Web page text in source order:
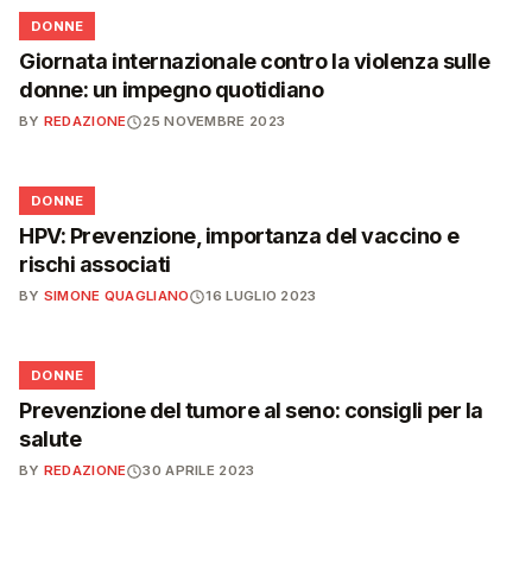
🌸
DONNE
Giornata internazionale contro la violenza sulle
donne: un impegno quotidiano
BY REDAZIONE 25 NOVEMBRE 2023
🌸
DONNE
HPV: Prevenzione, importanza del vaccino e
rischi associati
BY SIMONE QUAGLIANO 16 LUGLIO 2023
🌸
DONNE
Prevenzione del tumore al seno: consigli per la
salute
BY REDAZIONE 30 APRILE 2023